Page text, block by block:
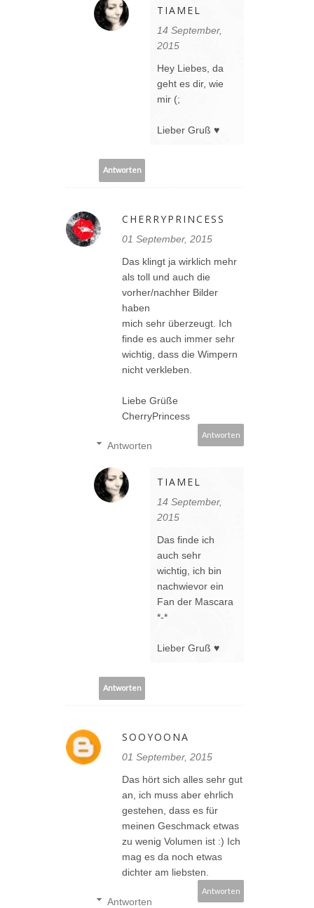
TIAMEL
14 September,
2015
Hey Liebes, da
geht es dir, wie
mir (;
Lieber Gruß ♥
Antworten
CHERRYPRINCESS
01 September, 2015
Das klingt ja wirklich mehr
als toll und auch die
vorher/nachher Bilder
haben
mich sehr überzeugt. Ich
finde es auch immer sehr
wichtig, dass die Wimpern
nicht verkleben.
Liebe Grüße
CherryPrincess
Antworten
Antworten
TIAMEL
14 September,
2015
Das finde ich
auch sehr
wichtig, ich bin
nachwievor ein
Fan der Mascara
*-*
Lieber Gruß ♥
Antworten
SOOYOONA
01 September, 2015
Das hört sich alles sehr gut
an, ich muss aber ehrlich
gestehen, dass es für
meinen Geschmack etwas
zu wenig Volumen ist :) Ich
mag es da noch etwas
dichter am liebsten.
Antworten
Antworten